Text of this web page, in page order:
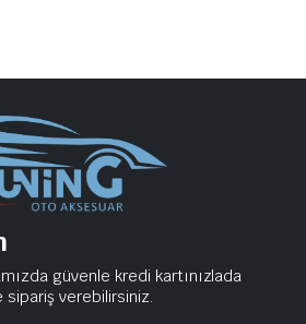
güvenle kredi kartınızlada
sipariş verebilirsiniz.